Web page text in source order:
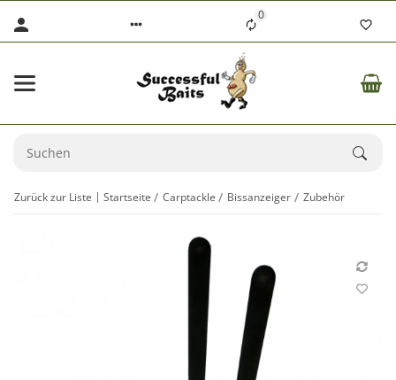
0
Zurück zur Liste Startseite Carptackle Bissanzeiger Zubehör